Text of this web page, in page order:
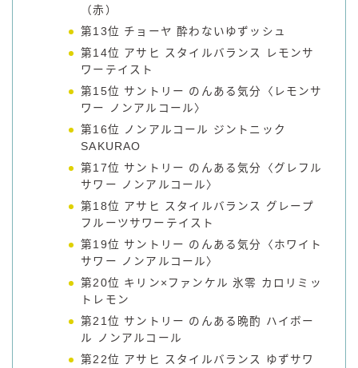
（赤）
第13位 チョーヤ 酔わないゆずッシュ
第14位 アサヒ スタイルバランス レモンサ
ワーテイスト
第15位 サントリー のんある気分〈レモンサ
ワー ノンアルコール〉
第16位 ノンアルコール ジントニック
SAKURAO
第17位 サントリー のんある気分〈グレフル
サワー ノンアルコール〉
第18位 アサヒ スタイルバランス グレープ
フルーツサワーテイスト
第19位 サントリー のんある気分〈ホワイト
サワー ノンアルコール〉
第20位 キリン×ファンケル 氷零 カロリミッ
トレモン
第21位 サントリー のんある晩酌 ハイボー
ル ノンアルコール
第22位 アサヒ スタイルバランス ゆずサワ